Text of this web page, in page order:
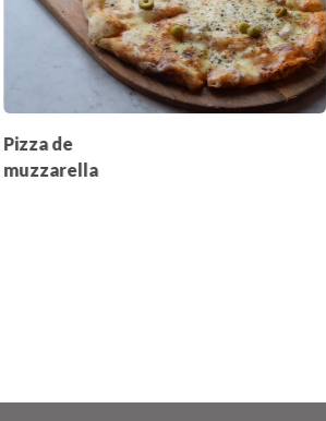
Pizza de
muzzarella